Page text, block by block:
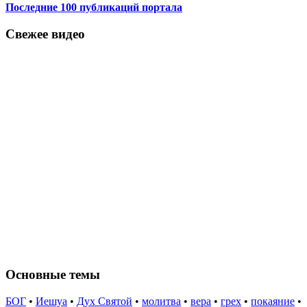
Последние 100 публикаций портала
Свежее видео
Основные темы
БОГ • Иешуа • Дух Святой • молитва • вера • грех • покаяние •